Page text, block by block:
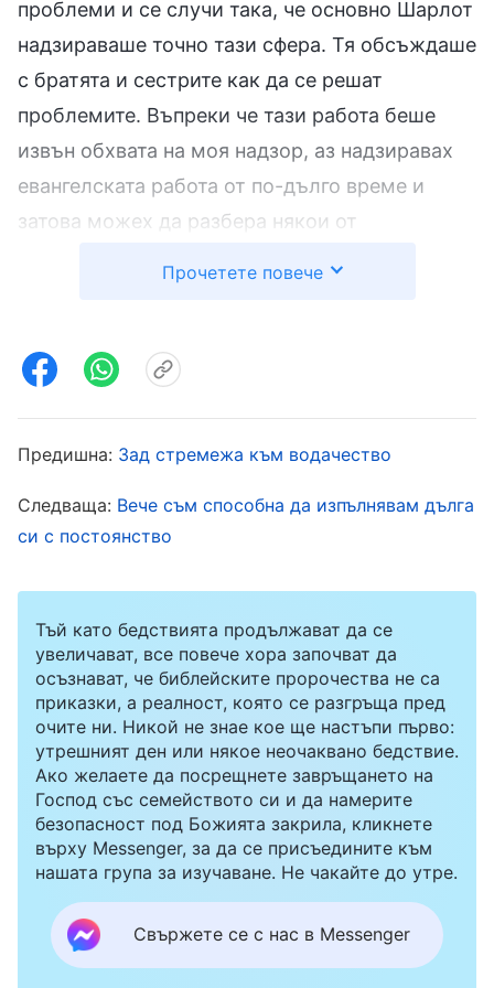
проблеми и се случи така, че основно Шарлот
надзираваше точно тази сфера. Тя обсъждаше
с братята и сестрите как да се решат
проблемите. Въпреки че тази работа беше
извън обхвата на моя надзор, аз надзиравах
евангелската работа от по-дълго време и
затова можех да разбера някои от
всички, за да обсъдим решенията. Но когато
работата, която надзиравах, реших, че ако
това е постижение на Шарлот и ще кажат, че
тя има работоспособност. След като се
замислих за това, не пожелах да участвам в
думите: „Вие всички обсъждайте, аз не му
разбирам много“. Дори се присламчвах към
трудностите и проблемите на сестра Шарлот
и от време на време изливах недоволството
си пред сестрите около мен, като казвах: „Да
не разбираш принципите просто не става. С
толкова много проблеми в работата в
момента, как може да проследява работата и
да решава проблеми, без да разбира
принципите?“. Те слушаха и се съгласяваха с
Прочетете повече
Предишна: Зад стремежа към водачество
Следваща: Вече съм способна да изпълнявам дълга
си с постоянство
Тъй като бедствията продължават да се
увеличават, все повече хора започват да
осъзнават, че библейските пророчества не са
приказки, а реалност, която се разгръща пред
очите ни. Никой не знае кое ще настъпи първо:
утрешният ден или някое неочаквано бедствие.
Ако желаете да посрещнете завръщането на
Господ със семейството си и да намерите
безопасност под Божията закрила, кликнете
върху Messenger, за да се присъедините към
нашата група за изучаване. Не чакайте до утре.
Свържете се с нас в Messenger